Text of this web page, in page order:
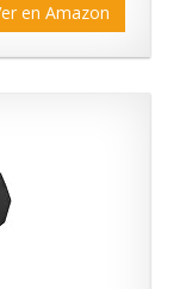
en Amazon